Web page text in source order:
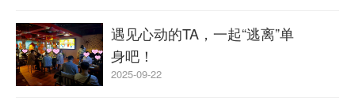
遇见心动的TA，一起“逃离”单
身吧！
2025-09-22